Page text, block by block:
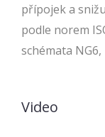
přípojek a
podle norem
schémata NG6,
Video